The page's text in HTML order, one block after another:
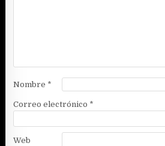
Nombre *
Correo electrónico *
Web